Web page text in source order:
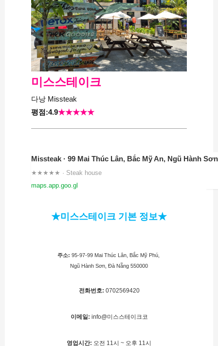
미스스테이크
다낭 Missteak
평점:4.9★★★★★
★★★★★ · Steak house
maps.app.goo.gl
★미스스테이크 기본 정보★
주소: 95-97-99 Mai Thúc Lân, Bắc Mỹ Phú,
Ngũ Hành Sơn, Đà Nẵng 550000
전화번호: 0702569420
이메일: info@미스스테이크코
영업시간: 오전 11시 ~ 오후 11시